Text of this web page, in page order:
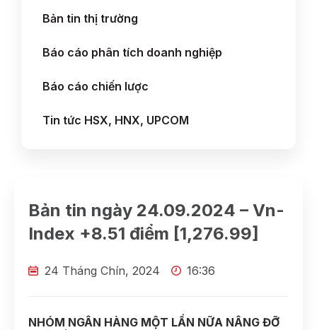
Bản tin thị trường
Báo cáo phân tích doanh nghiệp
Báo cáo chiến lược
Tin tức HSX, HNX, UPCOM
Bản tin ngày 24.09.2024 – Vn-
Index +8.51 điểm [1,276.99]
24 Tháng Chín, 2024 16:36
NHÓM NGÂN HÀNG MỘT LẦN NỮA NÂNG ĐỠ